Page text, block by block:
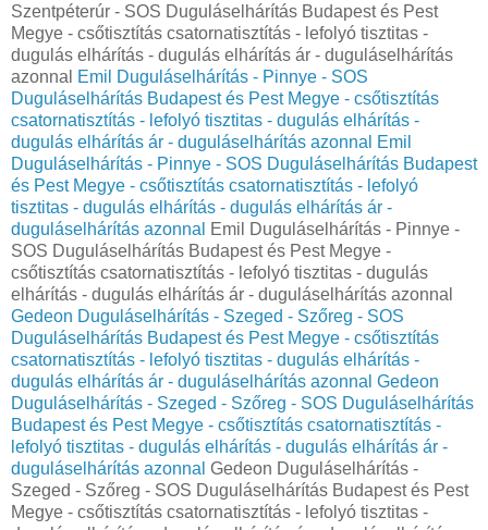
Szentpéterúr - SOS Duguláselhárítás Budapest és Pest
Megye - csőtisztítás csatornatisztítás - lefolyó tisztitas -
dugulás elhárítás - dugulás elhárítás ár - duguláselhárítás
azonnal
Emil Duguláselhárítás - Pinnye - SOS
Duguláselhárítás Budapest és Pest Megye - csőtisztítás
csatornatisztítás - lefolyó tisztitas - dugulás elhárítás -
dugulás elhárítás ár - duguláselhárítás azonnal
Emil
Duguláselhárítás - Pinnye - SOS Duguláselhárítás Budapest
és Pest Megye - csőtisztítás csatornatisztítás - lefolyó
tisztitas - dugulás elhárítás - dugulás elhárítás ár -
duguláselhárítás azonnal
Emil Duguláselhárítás - Pinnye -
SOS Duguláselhárítás Budapest és Pest Megye -
csőtisztítás csatornatisztítás - lefolyó tisztitas - dugulás
elhárítás - dugulás elhárítás ár - duguláselhárítás azonnal
Gedeon Duguláselhárítás - Szeged - Szőreg - SOS
Duguláselhárítás Budapest és Pest Megye - csőtisztítás
csatornatisztítás - lefolyó tisztitas - dugulás elhárítás -
dugulás elhárítás ár - duguláselhárítás azonnal Gedeon
Duguláselhárítás - Szeged - Szőreg - SOS Duguláselhárítás
Budapest és Pest Megye - csőtisztítás csatornatisztítás -
lefolyó tisztitas - dugulás elhárítás - dugulás elhárítás ár -
duguláselhárítás azonnal Gedeon Duguláselhárítás -
Szeged - Szőreg - SOS Duguláselhárítás Budapest és Pest
Megye - csőtisztítás csatornatisztítás - lefolyó tisztitas -